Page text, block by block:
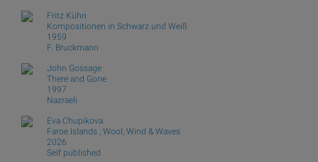
Fritz Kühn
Kompositionen in Schwarz und Weiß
1959
F. Bruckmann
John Gossage
There and Gone
1997
Nazraeli
Eva Chupikova
Faroe Islands ; Wool, Wind & Waves
2026
Self published